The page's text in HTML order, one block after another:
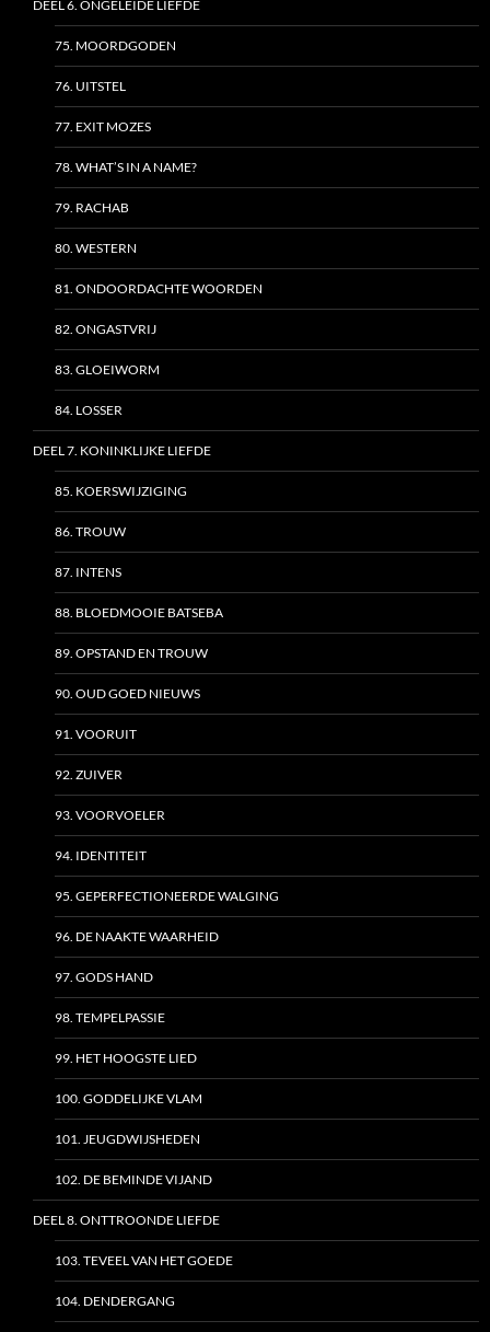
DEEL 6. ONGELEIDE LIEFDE
75. MOORDGODEN
76. UITSTEL
77. EXIT MOZES
78. WHAT’S IN A NAME?
79. RACHAB
80. WESTERN
81. ONDOORDACHTE WOORDEN
82. ONGASTVRIJ
83. GLOEIWORM
84. LOSSER
DEEL 7. KONINKLIJKE LIEFDE
85. KOERSWIJZIGING
86. TROUW
87. INTENS
88. BLOEDMOOIE BATSEBA
89. OPSTAND EN TROUW
90. OUD GOED NIEUWS
91. VOORUIT
92. ZUIVER
93. VOORVOELER
94. IDENTITEIT
95. GEPERFECTIONEERDE WALGING
96. DE NAAKTE WAARHEID
97. GODS HAND
98. TEMPELPASSIE
99. HET HOOGSTE LIED
100. GODDELIJKE VLAM
101. JEUGDWIJSHEDEN
102. DE BEMINDE VIJAND
DEEL 8. ONTTROONDE LIEFDE
103. TEVEEL VAN HET GOEDE
104. DENDERGANG